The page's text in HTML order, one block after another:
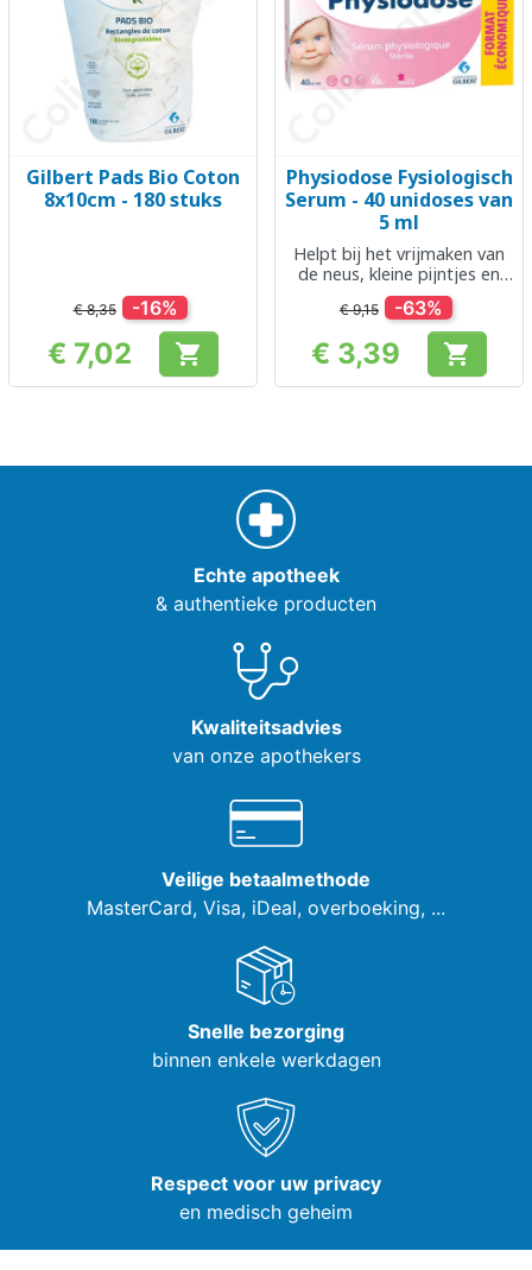
Gilbert Pads Bio Coton
8x10cm - 180 stuks
€ 8,35 -16%
Prijs
€ 7,02 
Physiodose Fysiologisch
Serum - 40 unidoses van
5 ml
Helpt bij het vrijmaken van
de neus, kleine pijntjes en
kwaaltjes
€ 9,15 -63%
Prijs
€ 3,39 
Echte apotheek
& authentieke producten
Kwaliteitsadvies
van onze apothekers
Veilige betaalmethode
MasterCard, Visa, iDeal, overboeking, ...
Snelle bezorging
binnen enkele werkdagen
Respect voor uw privacy
en medisch geheim